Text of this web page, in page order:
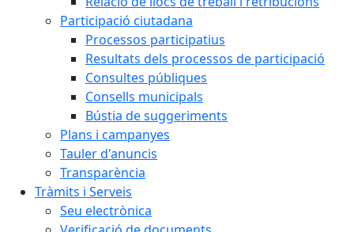
Participació ciutadana
Processos participatius
Resultats dels processos de participació
Consultes públiques
Consells municipals
Bústia de suggeriments
Plans i campanyes
Tauler d'anuncis
Transparència
Tràmits i Serveis
Seu electrònica